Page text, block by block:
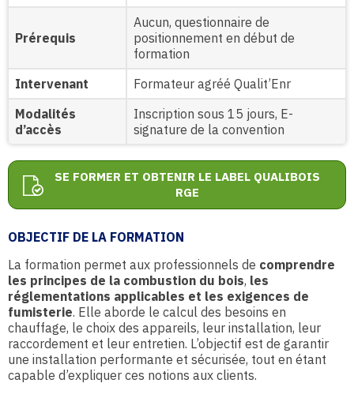
Prérequis
Aucun, questionnaire de
positionnement en début de
formation
Intervenant
Formateur agréé Qualit’Enr
Modalités
d’accès
Inscription sous 15 jours, E-
signature de la convention
SE FORMER ET OBTENIR LE LABEL QUALIBOIS
RGE
OBJECTIF DE LA FORMATION
La formation permet aux professionnels de comprendre
les principes de la combustion du bois, les
réglementations applicables et les exigences de
fumisterie. Elle aborde le calcul des besoins en
chauffage, le choix des appareils, leur installation, leur
raccordement et leur entretien. L’objectif est de garantir
une installation performante et sécurisée, tout en étant
capable d’expliquer ces notions aux clients.